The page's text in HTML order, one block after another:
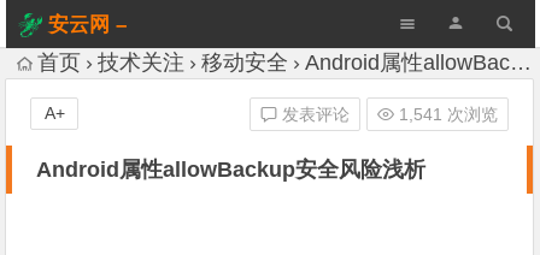
安云网 –
AnYun.ORG
首页 技术关注 移动安全 Android属性allowBackup安全风险浅析
Android属性allowBackup安全风险浅析
发表评论 1,541 次浏览
A+